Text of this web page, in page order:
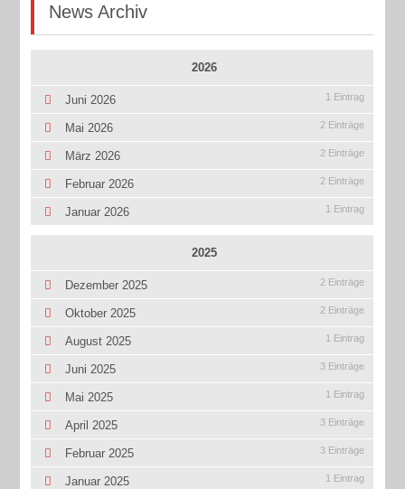
News Archiv
2026
Juni 2026 1 Eintrag
Mai 2026 2 Einträge
März 2026 2 Einträge
Februar 2026 2 Einträge
Januar 2026 1 Eintrag
2025
Dezember 2025 2 Einträge
Oktober 2025 2 Einträge
August 2025 1 Eintrag
Juni 2025 3 Einträge
Mai 2025 1 Eintrag
April 2025 3 Einträge
Februar 2025 3 Einträge
Januar 2025 1 Eintrag